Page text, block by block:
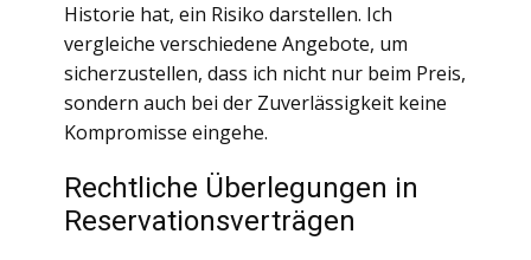
Historie hat, ein Risiko darstellen. Ich
vergleiche verschiedene Angebote, um
sicherzustellen, dass ich nicht nur beim Preis,
sondern auch bei der Zuverlässigkeit keine
Kompromisse eingehe.
Rechtliche Überlegungen in
Reservationsverträgen